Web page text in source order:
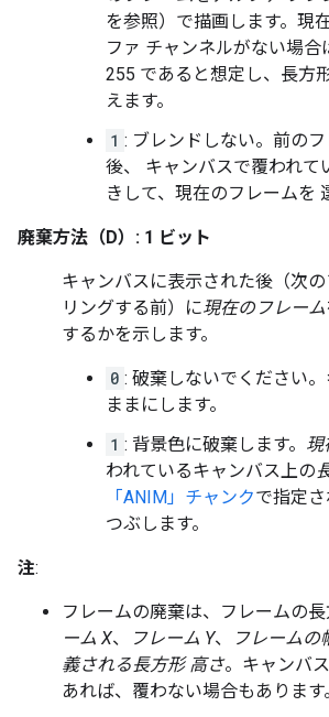
を参照）で描画します。現
ファ チャンネルがない場合
255 であると想定し、長方
えます。
1 : ブレンドしない。前の
後、 キャンバスで覆われて
きして、現在のフレームを
廃棄方法（D）: 1 ビット
キャンバスに表示された後（次
リングする前）に現在のフレーム
するかを示します。
0 : 破棄しないでください
ままにします。
1 : 背景色に破棄します。 現
われているキャンバス上の
「ANIM」チャンクで指定
つぶします。
注:
フレームの廃棄は、フレームの
ーム X、 フレーム Y、 フレームの
義される長方形 高さ。キャンバ
あれば、覆わない場合もあります